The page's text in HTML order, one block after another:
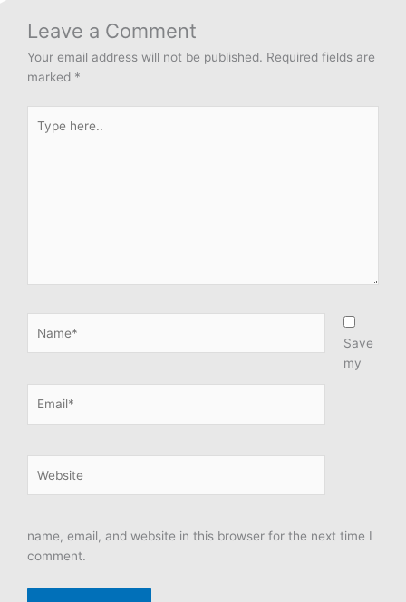
Leave a Comment
Your email address will not be published. Required fields are
marked *
here..
Save
my
name, email, and website in this browser for the next time I
comment.